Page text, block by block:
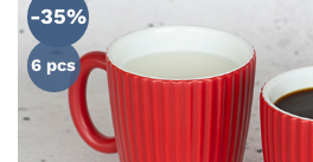
-35%
6 pcs